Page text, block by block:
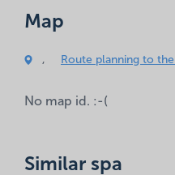
are marked
Comment*
Map
, Route planning to
No map id. :-(
Similar spa